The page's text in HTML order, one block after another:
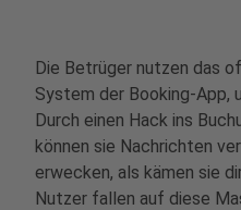
Die Betrüger nutzen das
System der Booking-App,
Durch einen Hack ins
können sie Nachrichten
erwecken, als kämen sie
Nutzer fallen auf diese